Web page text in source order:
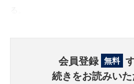
会員登録 無料
続きをお読みい